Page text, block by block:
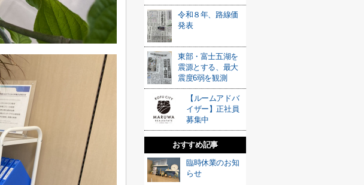
令和８年、路線価
発表
東部・富士五湖を
震源とする、最大
震度6弱を観測
【ルームアドバ
イザー】正社員
募集中
おすすめ記事
臨時休業のお知
らせ